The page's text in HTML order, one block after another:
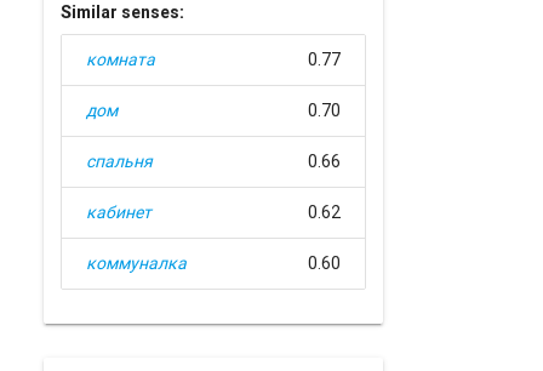
Similar senses:
комната 0.77
дом 0.70
спальня 0.66
кабинет 0.62
коммуналка 0.60